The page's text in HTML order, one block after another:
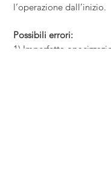
l’operazione dall’inizio.
Possibili errori:
1) Imperfetta